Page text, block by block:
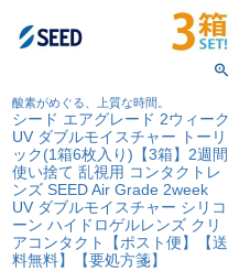
酸素がめぐる、上質な時間。
シード エアグレード 2ウィーク
UV ダブルモイスチャー トーリ
ック(1箱6枚入り)【3箱】2週間
使い捨て 乱視用 コンタクトレ
ンズ SEED Air Grade 2week
UV ダブルモイスチャー シリコ
ーン ハイドロゲルレンズ クリ
アコンタクト【ポスト便】【送
料無料】【要処方箋】